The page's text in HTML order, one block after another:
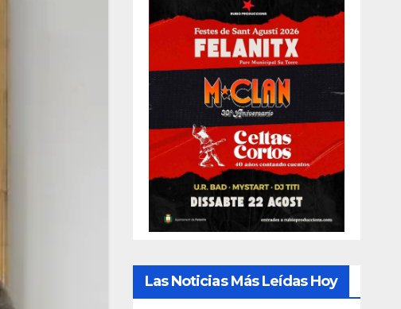
Las Noticias Más Leídas Hoy